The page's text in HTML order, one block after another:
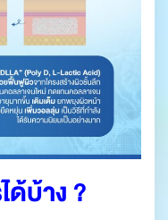
ด้บ้าง ?